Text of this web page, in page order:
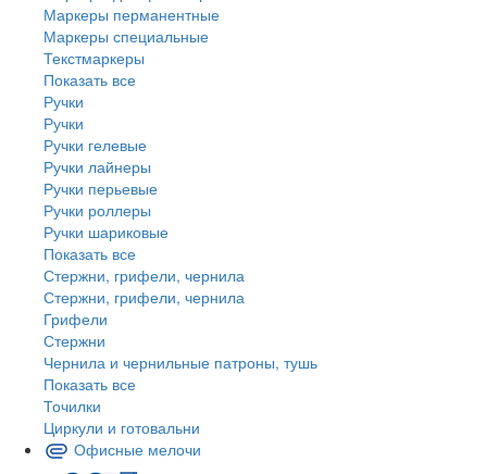
Маркеры перманентные
Маркеры специальные
Текстмаркеры
Показать все
Ручки
Ручки
Ручки гелевые
Ручки лайнеры
Ручки перьевые
Ручки роллеры
Ручки шариковые
Показать все
Стержни, грифели, чернила
Стержни, грифели, чернила
Грифели
Стержни
Чернила и чернильные патроны, тушь
Показать все
Точилки
Циркули и готовальни
Офисные мелочи